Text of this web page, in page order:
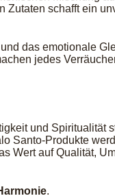
Zutaten schafft ein
und das emotionale
jedes
und Spiritualität
Santo-Produkte
Wert auf Qualität,
.